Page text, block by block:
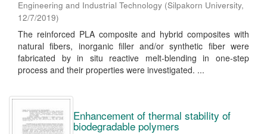
Engineering and Industrial Technology (Silpakorn University,
12/7/2019)
The reinforced PLA composite and hybrid composites with
natural fibers, inorganic filler and/or synthetic fiber were
fabricated by in situ reactive melt-blending in one-step
process and their properties were investigated. ...
Enhancement of thermal stability of
biodegradable polymers